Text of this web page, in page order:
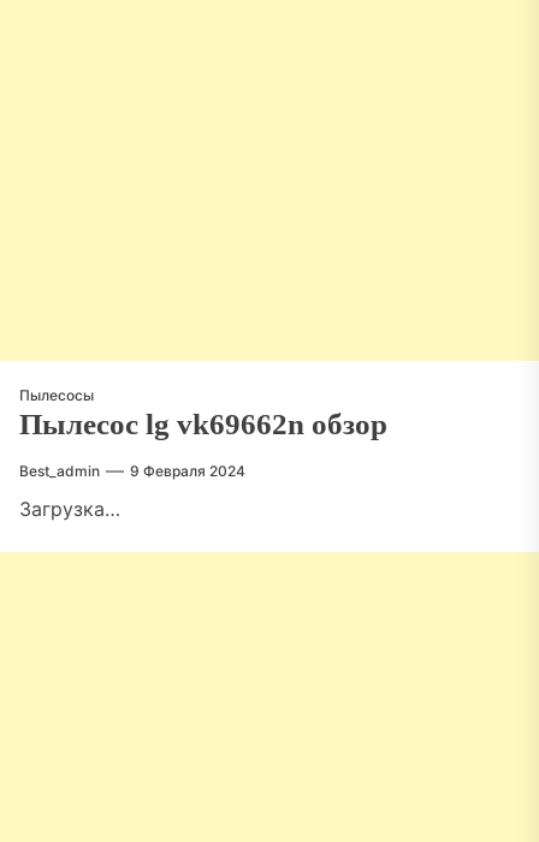
Пылесосы
Пылесос lg vk69662n обзор
Best_admin 9 Февраля 2024
Загрузка…